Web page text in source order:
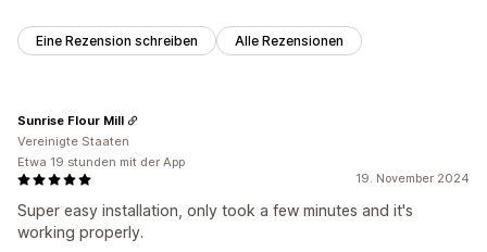
Eine Rezension schreiben Alle Rezensionen
19. November 2024
Super easy installation, only took a few minutes and it's
working properly.
Sunrise Flour Mill
Vereinigte Staaten
Etwa 19 stunden mit der App